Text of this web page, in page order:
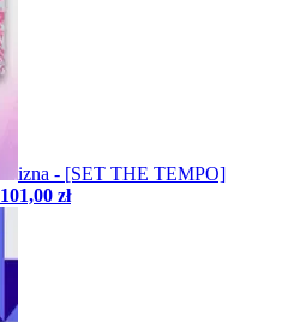
izna - [SET THE TEMPO]
101,00 zł